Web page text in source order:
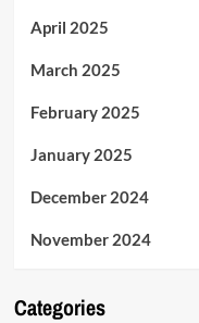
April 2025
March 2025
February 2025
January 2025
December 2024
November 2024
Categories